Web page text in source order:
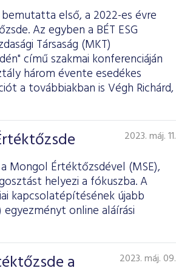
első, a 2022-es évre
Az egyben a BÉT ESG
Társaság (MKT)
című szakmai konferenciáján
három évente esedékes
a továbbiakban is Végh Richárd,
2023. máj. 11.
Mongol Értéktőzsdével (MSE),
helyezi a fókuszba. A
kapcsolatépítésének újabb
online aláírási
a
2023. máj. 09.